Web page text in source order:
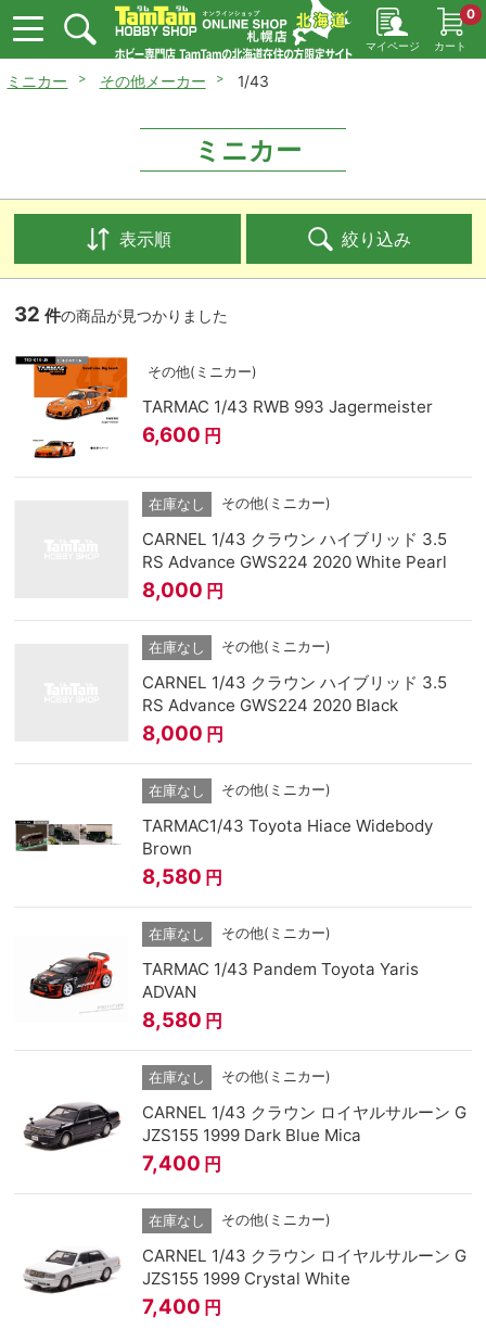
マイページ カート
0
ミニカー その他メーカー 1/43
ミニカー
表示順 絞り込み
32 件の商品が見つかりました
その他(ミニカー)
TARMAC 1/43 RWB 993 Jagermeister
6,600 円
在庫なし その他(ミニカー)
CARNEL 1/43 クラウン ハイブリッド 3.5
RS Advance GWS224 2020 White Pearl
8,000 円
在庫なし その他(ミニカー)
CARNEL 1/43 クラウン ハイブリッド 3.5
RS Advance GWS224 2020 Black
8,000 円
在庫なし その他(ミニカー)
TARMAC1/43 Toyota Hiace Widebody
Brown
8,580 円
在庫なし その他(ミニカー)
TARMAC 1/43 Pandem Toyota Yaris
ADVAN
8,580 円
在庫なし その他(ミニカー)
CARNEL 1/43 クラウン ロイヤルサルーン G
JZS155 1999 Dark Blue Mica
7,400 円
在庫なし その他(ミニカー)
CARNEL 1/43 クラウン ロイヤルサルーン G
JZS155 1999 Crystal White
7,400 円